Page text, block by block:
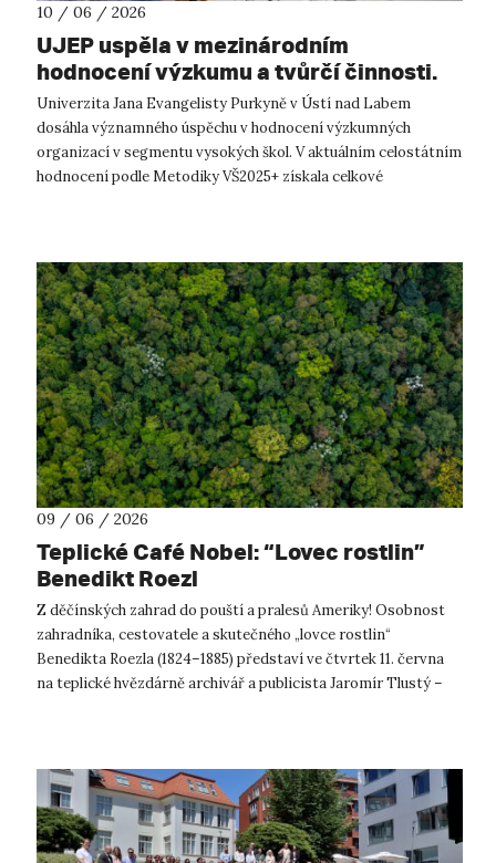
10 / 06 / 2026
UJEP uspěla v mezinárodním
hodnocení výzkumu a tvůrčí činnosti.
Univerzita se posunula z hodnocení C
na B, a patří tak mezi nejlepší
regionální univerzity v ČR.
Univerzita Jana Evangelisty Purkyně v Ústí nad Labem
dosáhla významného úspěchu v hodnocení výzkumných
organizací v segmentu vysokých škol. V aktuálním celostátním
hodnocení podle Metodiky VŠ2025+ získala celkové
09 / 06 / 2026
Teplické Café Nobel: “Lovec rostlin”
Benedikt Roezl
Z děčínských zahrad do pouští a pralesů Ameriky! Osobnost
zahradníka, cestovatele a skutečného „lovce rostlin“
Benedikta Roezla (1824–1885) představí ve čtvrtek 11. června
na teplické hvězdárně archivář a publicista Jaromír Tlustý –